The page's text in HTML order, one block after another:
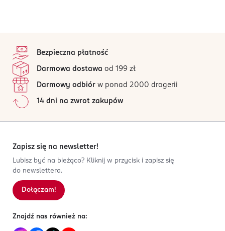
Bezpieczna płatność
Darmowa dostawa od 199 zł
Darmowy odbiór w ponad 2000 drogerii
14 dni na zwrot zakupów
Zapisz się na newsletter!
Lubisz być na bieżąco? Kliknij w przycisk i zapisz się
do newslettera.
Dołączam!
Znajdź nas również na: